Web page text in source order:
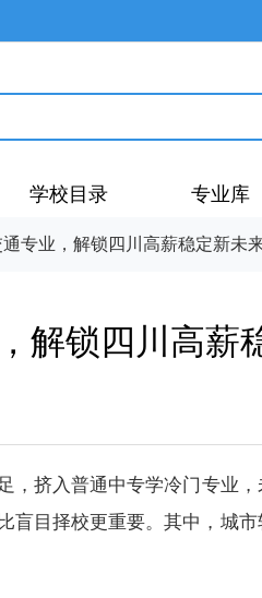
学校目录 专业库
专业，解锁四川高薪稳定新未
解锁四川高薪
，挤入普通中专学冷门专业
盲目择校更重要。其中，城